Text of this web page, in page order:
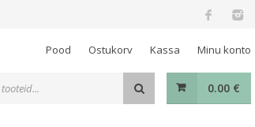
Pood Ostukorv Kassa Minu konto
0.00 €